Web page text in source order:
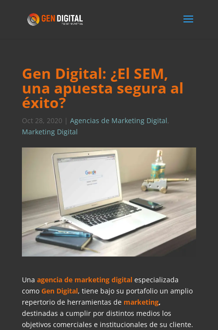
Gen Digital: ¿El SEM,
una apuesta segura al
éxito?
Oct 28, 2020 | Agencias de Marketing Digital,
Marketing Digital
Una agencia de marketing digitalespecializada
como Gen Digital, tiene bajo su portafolio un amplio
repertorio de herramientas de marketing,
destinadas a cumplir por distintos medios los
objetivos comerciales e institucionales de su cliente.